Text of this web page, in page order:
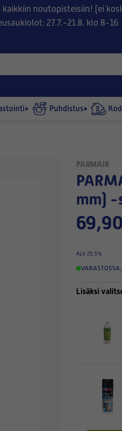
noutopisteisiin! (ei
27.7.-21.8. klo 8-16
Puhdistus
PARMAIR
PARMAIR LÄMPÖ IIWARI (48
mm)
ALV 25.5%
VARASTOSSA,
Lisäksi